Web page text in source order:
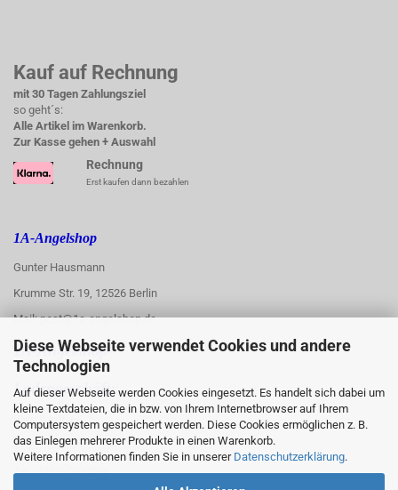
Diese Webseite verwendet Cookies und andere
Technologien
Auf dieser Webseite werden Cookies eingesetzt. Es handelt sich dabei um
kleine Textdateien, die in bzw. von Ihrem Internetbrowser auf Ihrem
Computersystem gespeichert werden. Diese Cookies ermöglichen z. B.
das Einlegen mehrerer Produkte in einen Warenkorb.
Weitere Informationen finden Sie in unserer Datenschutzerklärung.
Kauf auf Rechnung
mit 30 Tagen Zahlungsziel
so geht´s:
Alle Artikel im Warenkorb.
Zur Kasse gehen + Auswahl
Rechnung
Erst kaufen dann bezahlen
1A-Angelshop
Gunter Hausmann
Krumme Str. 19, 12526 Berlin
Mail: post@1a-angelshop.de
1A-Angelshop-
Ladengeschäft::
Regattastr. 66
12527 Berlin
Tel.: 030/67890006